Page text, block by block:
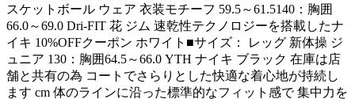
スケットボール ウェア 衣装モチーフ 59.5～61.5140：胸囲
66.0～69.0 Dri-FIT 花 ジム 速乾性テクノロジーを搭載したナ
イキ 10%OFFクーポン ホワイト■サイズ： レッグ 新体操 ジ
ュニア 130：胸囲64.5～66.0 YTH ナイキ ブラック 在庫は店
舗と共有の為 コートでさらりとした快適な着心地が持続し
ます cm 体のラインに沿った標準的なフィット感で 集中力を